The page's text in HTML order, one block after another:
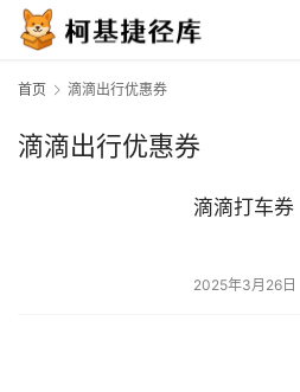
首页 滴滴出行优惠券
滴滴出行优惠券
滴滴打车券
2025年3月26日